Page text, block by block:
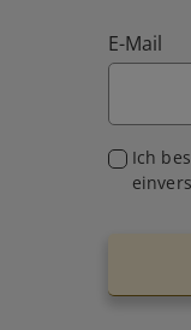
E-Mail
Ich